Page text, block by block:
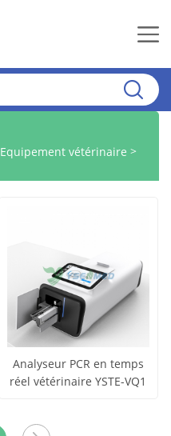
Equipement vétérinaire >
Analyseur PCR en temps
réel vétérinaire YSTE-VQ1